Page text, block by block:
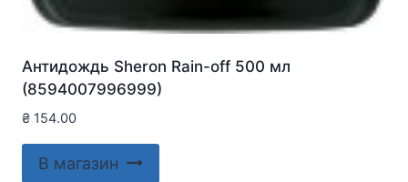
Антидождь Sheron Rain-off 500 мл
(8594007996999)
₴ 154.00
В магазин